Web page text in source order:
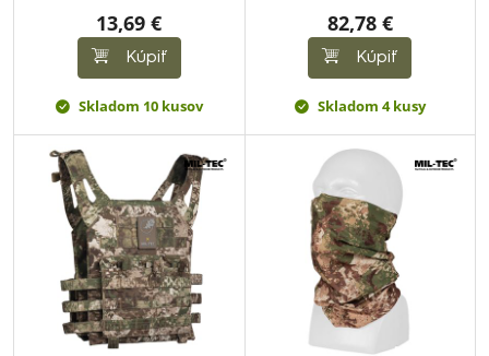
13,69 €
Kúpiť
Skladom 10 kusov
82,78 €
Kúpiť
Skladom 4 kusy